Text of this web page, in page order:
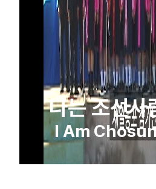
나는 조선사
I Am